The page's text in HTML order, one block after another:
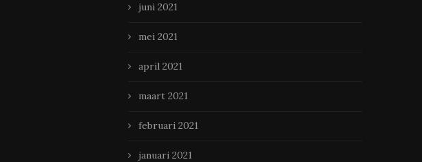
juni 2021
mei 2021
april 2021
maart 2021
februari 2021
januari 2021